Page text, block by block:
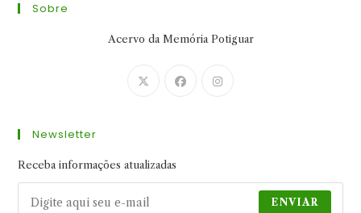
Sobre
Acervo da Memória Potiguar
Abre
Abre
Newsletter
Receba informações atualizadas
ENVIAR